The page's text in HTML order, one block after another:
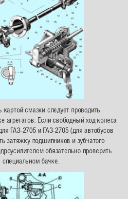
картой смазки следует проводить
агрегатов. Если свободный ход колеса
ГАЗ-2705 и ГАЗ-2705 (для автобусов
затяжку подшипников и зубчатого
обязательно проверить
бачке.